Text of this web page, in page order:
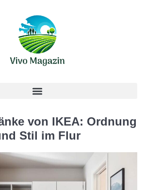
von IKEA: Ordnung
Stil im Flur